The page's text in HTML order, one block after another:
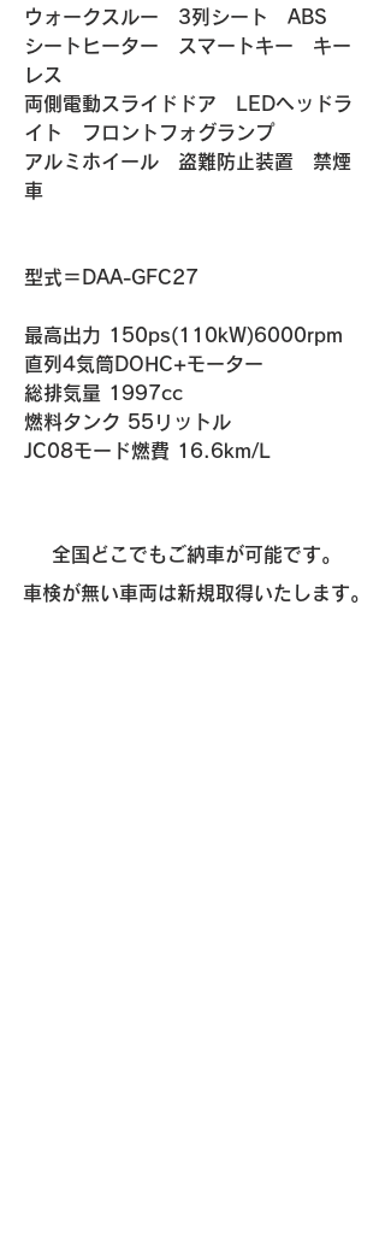
ウォークスルー　3列シート　ABS
シートヒーター　スマートキー　キー
レス
両側電動スライドドア　LEDヘッドラ
イト　フロントフォグランプ
アルミホイール　盗難防止装置　禁煙
車
​​型式＝DAA-GFC27
最高出力 150ps(110kW)6000rpm
直列4気筒DOHC+モーター
総排気量 1997cc
燃料タンク 55リットル
​JC08モード燃費 16.6km/L
全国どこでもご納車が可能です。
車検が無い車両は新規取得いたします。